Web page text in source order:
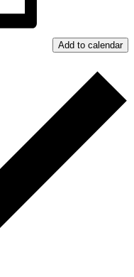
Add to calendar